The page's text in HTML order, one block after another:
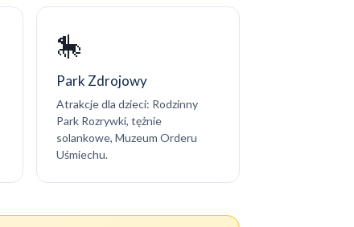
🎠
Park Zdrojowy
Atrakcje dla dzieci: Rodzinny
Park Rozrywki, tężnie
solankowe, Muzeum Orderu
Uśmiechu.